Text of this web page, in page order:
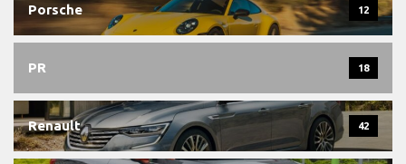
Porsche 12
PR 18
Renault 42